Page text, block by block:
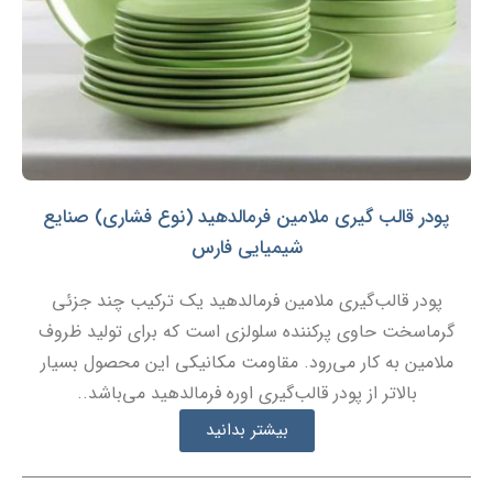
پودر قالب گیری ملامین فرمالدهید (نوع فشاری) صنایع
شیمیایی فارس
پودر قالب‌گیری ملامین فرمالدهید یک ترکیب چند جزئی
گرماسخت حاوی پرکننده سلولزی است که برای تولید ظروف
ملامین به کار می‌رود. مقاومت مکانیکی این محصول بسیار
بالاتر از پودر قالب‌گیری اوره فرمالدهید می‌باشد..
بیشتر بدانید